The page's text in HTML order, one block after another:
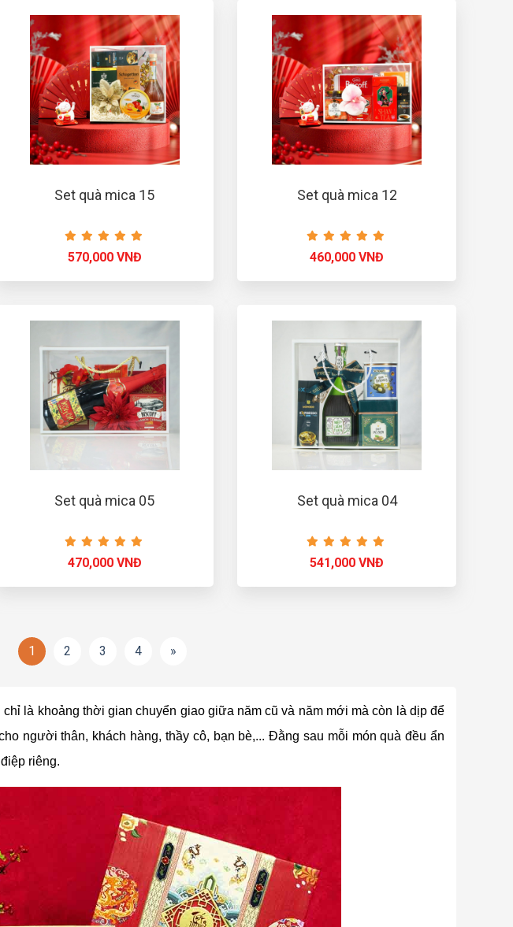
Set quà mica 15
570,000 VNĐ
Set quà mica 12
460,000 VNĐ
Set quà mica 05
470,000 VNĐ
Set quà mica 04
541,000 VNĐ
1 2 3 4 »
là khoảng thời gian chuyển giao giữa năm cũ và năm mới mà còn là dịp để
người thân, khách hàng, thầy cô, bạn bè,... Đằng sau mỗi món quà đều ẩn
riêng.